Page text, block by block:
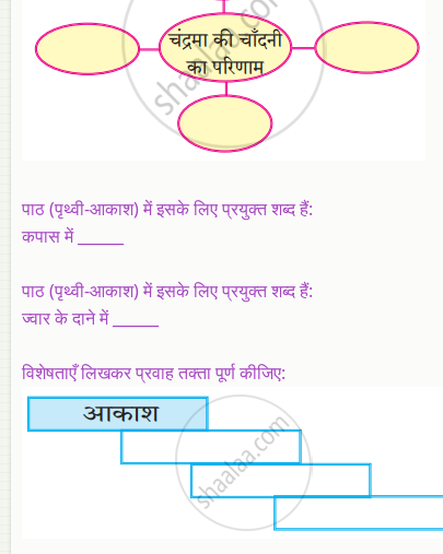
पाठ (पृथ्वी-आकाश) में इसके लिए प्रयुक्त शब्द हैं:
कपास में ______
पाठ (पृथ्वी-आकाश) में इसके लिए प्रयुक्त शब्द हैं:
ज्वार के दाने में ______
विशेषताएँ लिखकर प्रवाह तक्ता पूर्ण कीजिए: